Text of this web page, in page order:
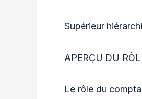
Supérieur
APERÇU DU
Le rôle du